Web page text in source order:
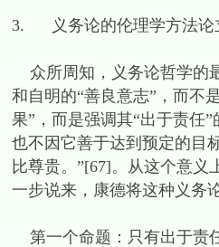
3. 义务论的伦理学方法论
众所周知，义务论哲学的
和自明的“善良意志”，而不
果”，而是强调其“出于责任
也不因它善于达到预定的目
比尊贵。”[67]。从这个意
一步说来，康德将这种义务
第一个命题：只有出于责